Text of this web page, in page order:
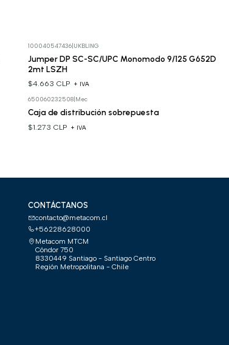
100040547436| UKBLING
Jumper DP SC-SC/UPC Monomodo 9/125 G652D
2mt LSZH
$4.663 CLP + IVA
650060232508| Mec
Caja de distribución sobrepuesta
$1.273 CLP + IVA
CONTÁCTANOS
contacto@metacom.cl
+56228628000
Metacom MTCM
Cóndor 750
8330449 Santiago - Santiago Centro
Región Metropolitana - Chile